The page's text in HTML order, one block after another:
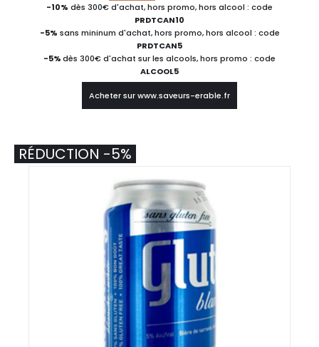
-10% dès 300€ d'achat, hors promo, hors alcool : code
PRDTCAN10
-5% sans mininum d'achat, hors promo, hors alcool : code
PRDTCAN5
-5%dès 300€ d'achat sur les alcools, hors promo : code
ALCOOL5
Acheter sur www.saveurs-erable.fr
RÉDUCTION -5%